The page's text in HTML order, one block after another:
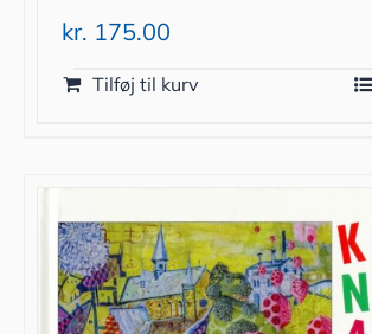
kr. 175.00
Tilføj til kurv